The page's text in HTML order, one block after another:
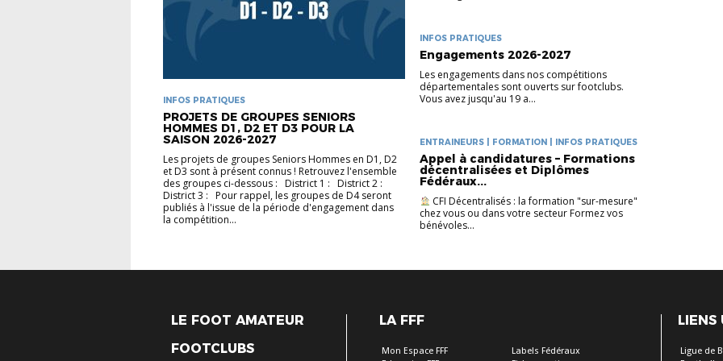
INFOS PRATIQUES
PROJETS DE GROUPES SENIORS
HOMMES D1, D2 ET D3 POUR LA
SAISON 2026-2027
Les projets de groupes Seniors Hommes en D1, D2
et D3 sont à présent connus ! Retrouvez l'ensemble
des groupes ci-dessous : District 1 : District 2 :
District 3 : Pour rappel, les groupes de D4 seront
publiés à l'issue de la période d'engagement dans
la compétition...
INFOS PRATIQUES
Engagements 2026-2027
Les engagements dans nos compétitions
départementales sont ouverts sur footclubs.
Vous avez jusqu'au 19 a...
ENTRAINEURS | FORMATION | INFOS PRATIQUES
Appel à candidatures – Formations
décentralisées et Diplômes
Fédéraux...
CFI Décentralisés : la formation "sur-mesure"
chez vous ou dans votre secteur Formez vos
bénévoles...
LE FOOT AMATEUR
FOOTCLUBS
LA FFF
Mon Espace FFF
Labels Fédéraux
LIENS
Ligue de